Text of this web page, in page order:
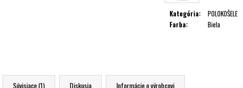
Kategória:
POLOKOŠELE
Farba: Biela
Súvisiace (1) Diskusia Informácie o výrobcovi